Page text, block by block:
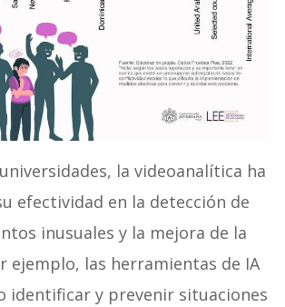
la videoanalítica ha
efectividad en la detección de
inusuales y la mejora de la
ejemplo, las herramientas de IA
identificar y prevenir situaciones